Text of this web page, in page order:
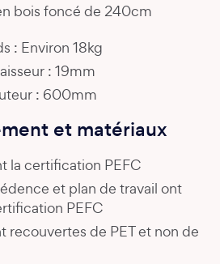
bois foncé de 240cm
: Environ 18kg
: 19mm
: 600mm
et matériaux
la certification PEFC
et plan de travail ont
PEFC
recouvertes de PET et non de